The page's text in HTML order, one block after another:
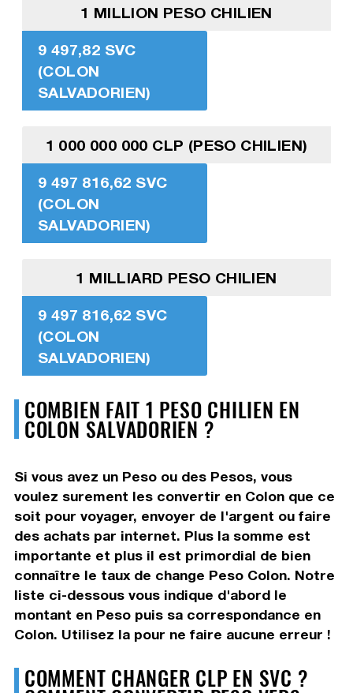
1 MILLION PESO CHILIEN
9 497,82 SVC
(COLON
SALVADORIEN)
1 000 000 000 CLP (PESO CHILIEN)
9 497 816,62 SVC
(COLON
SALVADORIEN)
1 MILLIARD PESO CHILIEN
9 497 816,62 SVC
(COLON
SALVADORIEN)
COMBIEN FAIT 1 PESO CHILIEN EN
COLON SALVADORIEN ?
Si vous avez un Peso ou des Pesos, vous
voulez surement les convertir en Colon que ce
soit pour voyager, envoyer de l'argent ou faire
des achats par internet. Plus la somme est
importante et plus il est primordial de bien
connaître le taux de change Peso Colon. Notre
liste ci-dessous vous indique d'abord le
montant en Peso puis sa correspondance en
Colon. Utilisez la pour ne faire aucune erreur !
COMMENT CHANGER CLP EN SVC ?